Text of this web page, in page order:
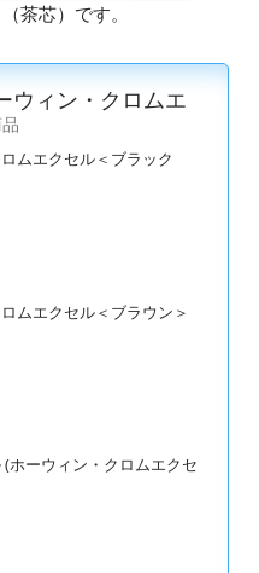
茶芯）です。
ウィン・クロムエ
ムエクセル＜ブラック
ムエクセル＜ブラウン＞
(ホーウィン・クロムエクセ